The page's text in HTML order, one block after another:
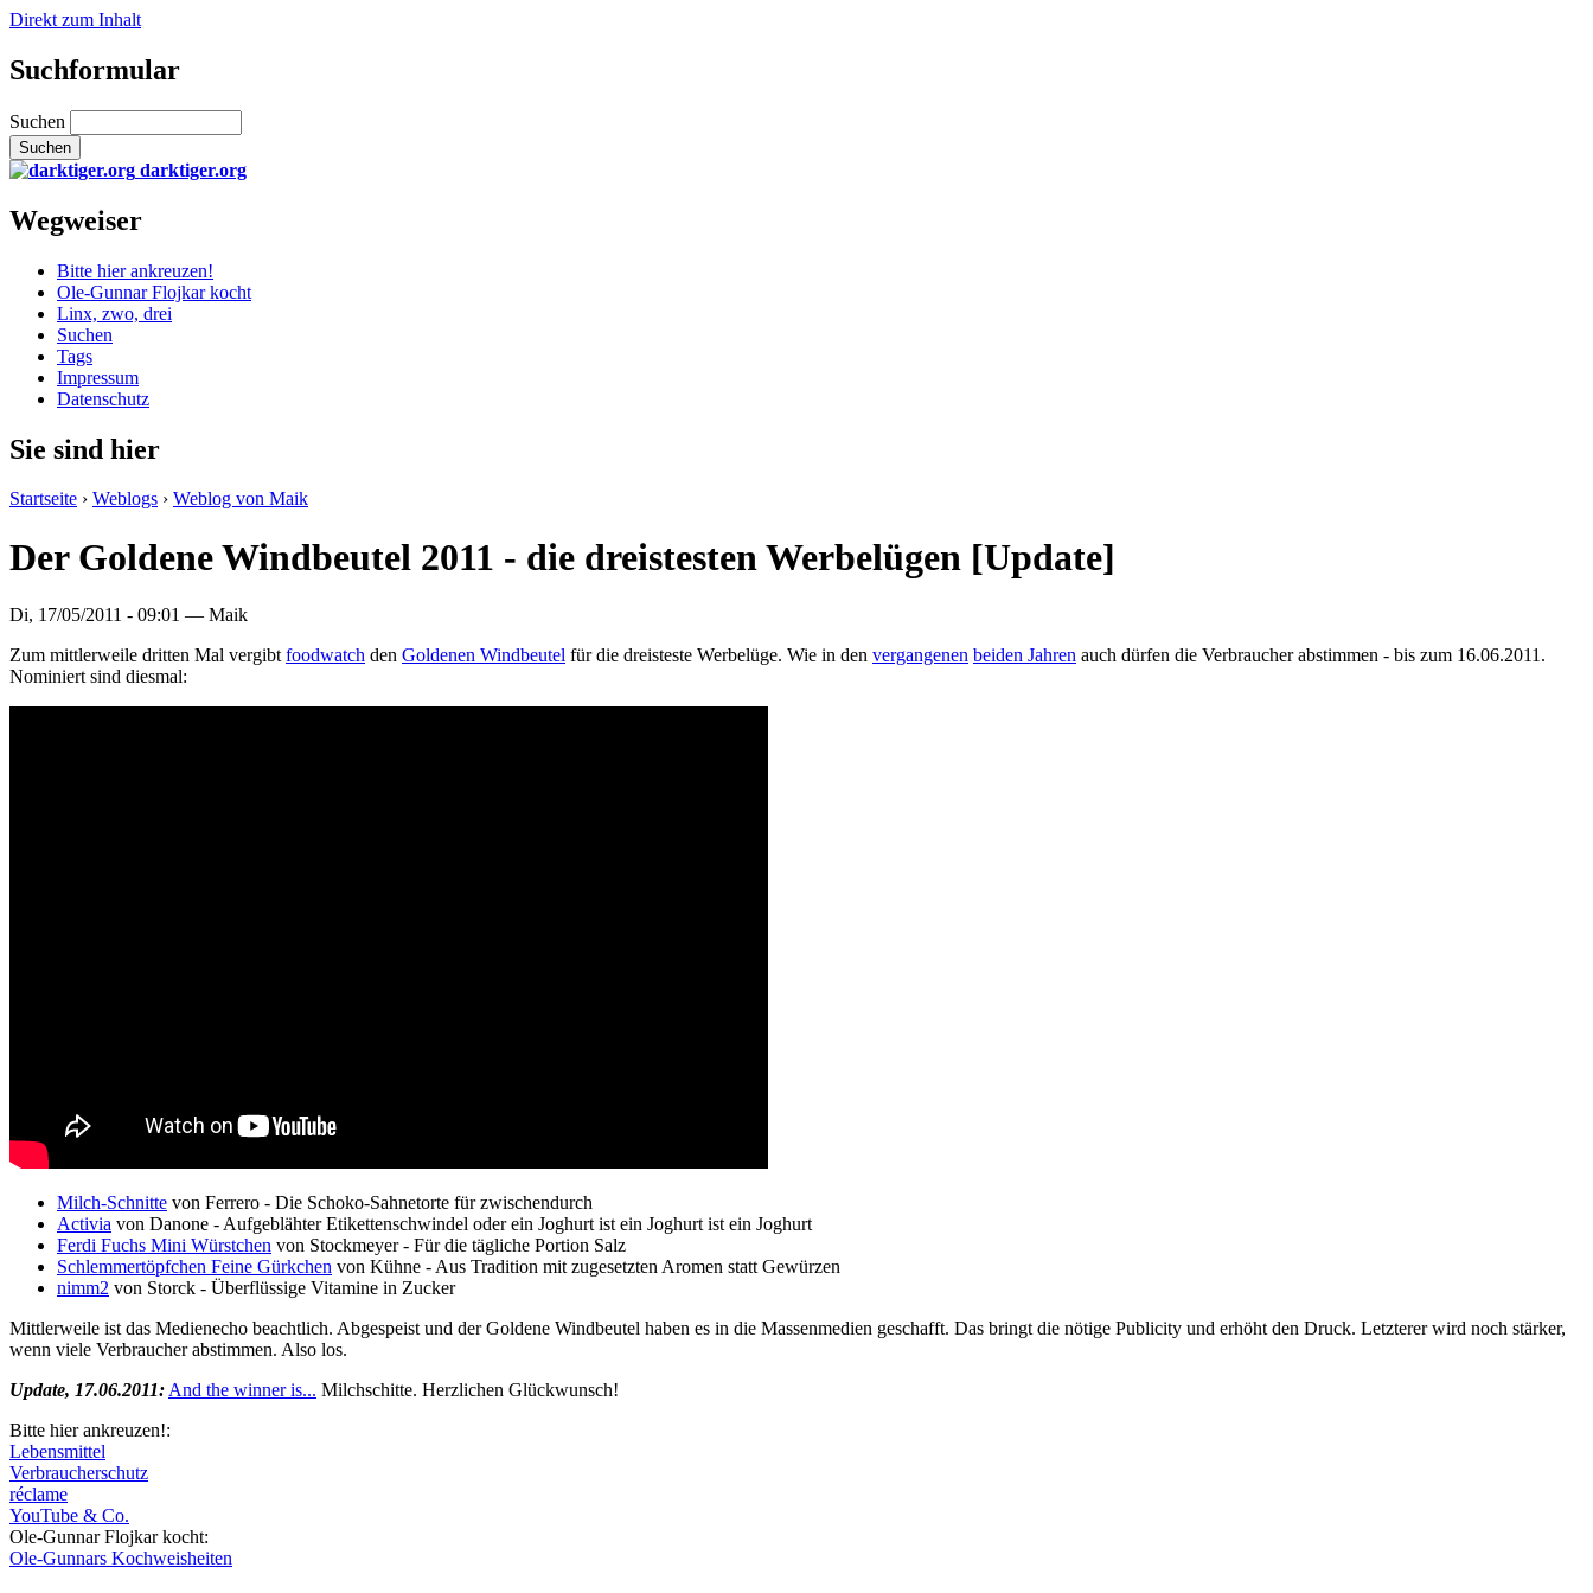
Direkt zum Inhalt
Suchformular
Suchen
darktiger.org
Wegweiser
Bitte hier ankreuzen!
Ole-Gunnar Flojkar kocht
Linx, zwo, drei
Suchen
Tags
Impressum
Datenschutz
Sie sind hier
Startseite › Weblogs › Weblog von Maik
Der Goldene Windbeutel 2011 - die dreistesten Werbelügen [Update]
Di, 17/05/2011 - 09:01 — Maik
Zum mittlerweile dritten Mal vergibt foodwatch den Goldenen Windbeutel für die dreisteste Werbelüge. Wie in den vergangenen beiden Jahren auch dürfen die Verbraucher abstimmen - bis zum 16.06.2011.
Nominiert sind diesmal:
Milch-Schnitte von Ferrero - Die Schoko-Sahnetorte für zwischendurch
Activia von Danone - Aufgeblähter Etikettenschwindel oder ein Joghurt ist ein Joghurt ist ein Joghurt
Ferdi Fuchs Mini Würstchen von Stockmeyer - Für die tägliche Portion Salz
Schlemmertöpfchen Feine Gürkchen von Kühne - Aus Tradition mit zugesetzten Aromen statt Gewürzen
nimm2 von Storck - Überflüssige Vitamine in Zucker
Mittlerweile ist das Medienecho beachtlich. Abgespeist und der Goldene Windbeutel haben es in die Massenmedien geschafft. Das bringt die nötige Publicity und erhöht den Druck. Letzterer wird noch stärker,
wenn viele Verbraucher abstimmen. Also los.
Update, 17.06.2011: And the winner is... Milchschitte. Herzlichen Glückwunsch!
Bitte hier ankreuzen!:
Lebensmittel
Verbraucherschutz
réclame
YouTube & Co.
Ole-Gunnar Flojkar kocht:
Ole-Gunnars Kochweisheiten